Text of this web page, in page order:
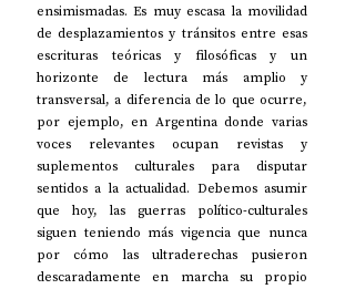
ensimismadas. Es muy escasa la movilidad
de desplazamientos y tránsitos entre esas
escrituras teóricas y filosóficas y un
horizonte de lectura más amplio y
transversal, a diferencia de lo que ocurre,
por ejemplo, en Argentina donde varias
voces relevantes ocupan revistas y
suplementos culturales para disputar
sentidos a la actualidad. Debemos asumir
que hoy, las guerras político-culturales
siguen teniendo más vigencia que nunca
por cómo las ultraderechas pusieron
descaradamente en marcha su propio